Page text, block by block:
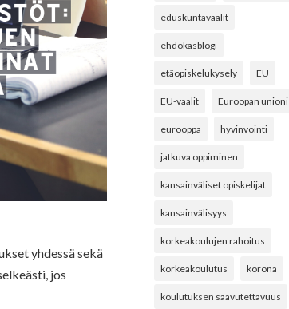
yhdessä sekä
jos
eduskuntavaalit
ehdokasblogi
etäopiskelukysely EU
EU-vaalit Euroopan unioni
eurooppa hyvinvointi
jatkuva oppiminen
kansainväliset opiskelijat
kansainvälisyys
korkeakoulujen rahoitus
korkeakoulutus korona
koulutuksen saavutettavuus